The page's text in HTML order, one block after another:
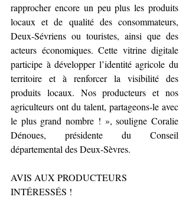
rapprocher encore un peu plus les produits
locaux et de qualité des consommateurs,
Deux-Sévriens ou touristes, ainsi que des
acteurs économiques. Cette vitrine digitale
participe à développer l’identité agricole du
territoire et à renforcer la visibilité des
produits locaux. Nos producteurs et nos
agriculteurs ont du talent, partageons-le avec
le plus grand nombre ! », souligne Coralie
Dénoues, présidente du Conseil
départemental des Deux-Sèvres.
AVIS AUX PRODUCTEURS
INTÉRESSÉS !